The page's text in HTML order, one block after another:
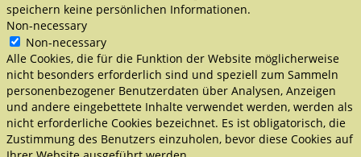
speichern keine persönlichen Informationen.
Non-necessary
Non-necessary
Alle Cookies, die für die Funktion der Website möglicherweise
nicht besonders erforderlich sind und speziell zum Sammeln
personenbezogener Benutzerdaten über Analysen, Anzeigen
und andere eingebettete Inhalte verwendet werden, werden als
nicht erforderliche Cookies bezeichnet. Es ist obligatorisch, die
Zustimmung des Benutzers einzuholen, bevor diese Cookies auf